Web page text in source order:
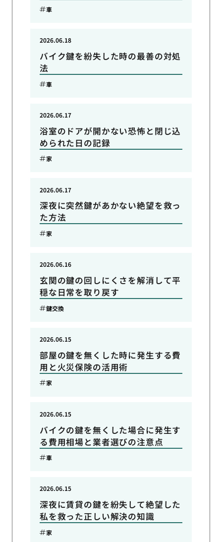
車
バイク鍵を紛失した時の最善の対処
法
2026.06.18
車
浴室のドアが開かない恐怖と閉じ込
められた日の記録
2026.06.17
家
深夜に突然鍵があかない絶望を救っ
た方法
2026.06.17
家
玄関の鍵の回しにくさを解消して平
穏な日常を取り戻す
2026.06.16
鍵交換
部屋の鍵を無くした時に発生する費
用と火災保険の活用術
2026.06.15
家
バイクの鍵を無くした場合に発生す
る費用相場と業者選びの注意点
2026.06.15
車
深夜に賃貸の鍵を紛失して絶望した
私を救った正しい解決の知識
2026.06.15
家